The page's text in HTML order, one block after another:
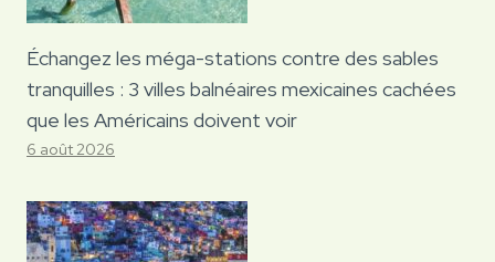
Échangez les méga-stations contre des sables
tranquilles : 3 villes balnéaires mexicaines cachées
que les Américains doivent voir
6 août 2026